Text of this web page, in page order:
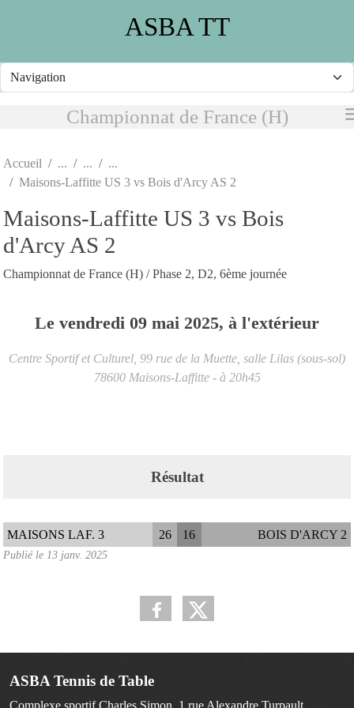
ASBA TT
Championnat de France (H)
Accueil
Maisons-Laffitte US 3 vs Bois d'Arcy AS 2
Maisons-Laffitte US 3 vs Bois
d'Arcy AS 2
Championnat de France (H) / Phase 2, D2, 6ème journée
Le vendredi 09 mai 2025, à l'extérieur
Centre Sportif et Culturel, 99 rue de la Muette, salle Lilas (sous-sol)
78600 Maisons-Laffitte - à 20h45
Résultat
MAISONS LAF. 3 26 16 BOIS D'ARCY 2
Publié le 13 janv. 2025
ASBA Tennis de Table
Complexe sportif Charles Simon, 1 rue Alexandre Turpault